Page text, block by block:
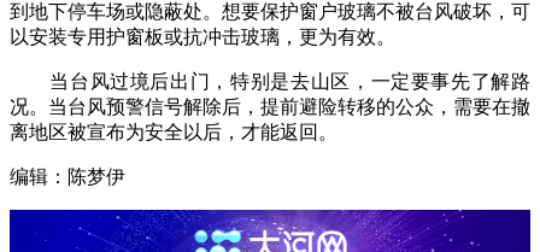
到地下停车场或隐蔽处。想要保护窗户玻璃不被台风破坏，可
以安装专用护窗板或抗冲击玻璃，更为有效。
当台风过境后出门，特别是去山区，一定要事先了解路
况。当台风预警信号解除后，提前避险转移的公众，需要在撤
离地区被宣布为安全以后，才能返回。
编辑：陈梦伊